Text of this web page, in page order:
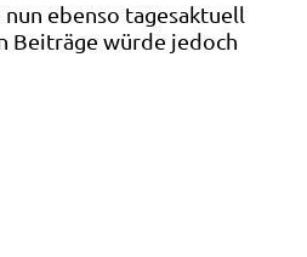
ebenso tagesaktuell
Beiträge würde jedoch